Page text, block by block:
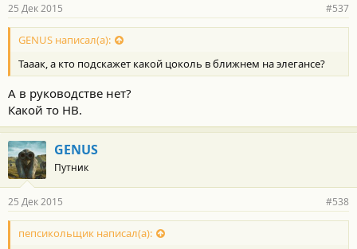
25 Дек 2015 #537
GENUS написал(а):
Тааак, а кто подскажет какой цоколь в ближнем на элегансе?
А в руководстве нет?
Какой то HB.
GENUS
Путник
25 Дек 2015 #538
пепсикольщик написал(а):